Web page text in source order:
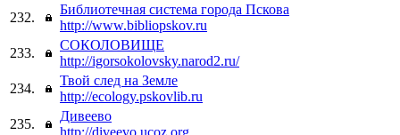
232.
Библиотечная система города Пскова
http://www.bibliopskov.ru
233.
СОКОЛОВИЩЕ
http://igorsokolovsky.narod2.ru/
234.
Твой след на Земле
http://ecology.pskovlib.ru
235.
Дивеево
http://diveevo.ucoz.org